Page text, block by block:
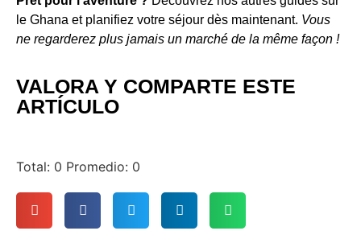
le Ghana et planifiez votre séjour dès maintenant. Vous
ne regarderez plus jamais un marché de la même façon !
VALORA Y COMPARTE ESTE
ARTÍCULO
Total: 0 Promedio: 0